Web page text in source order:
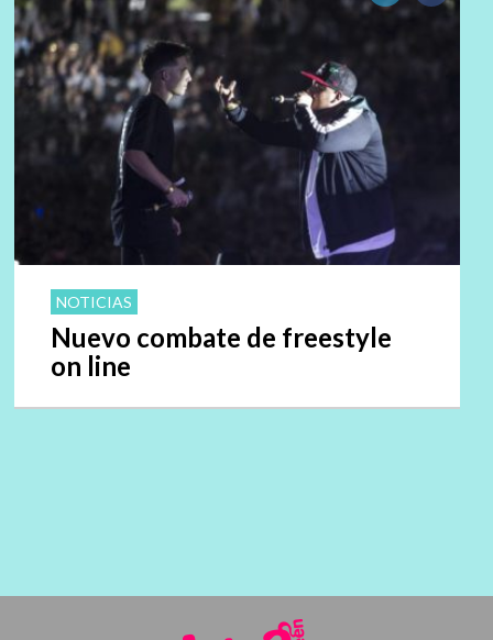
NOTICIAS
Nuevo combate de freestyle
on line